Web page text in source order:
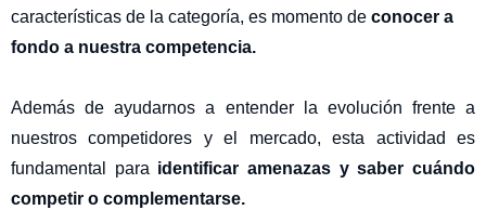
características de la categoría, es momento de conocer a
fondo a nuestra competencia.
Además de ayudarnos a entender la evolución frente a
nuestros competidores y el mercado, esta actividad es
fundamental para identificar amenazas y saber cuándo
competir o complementarse.